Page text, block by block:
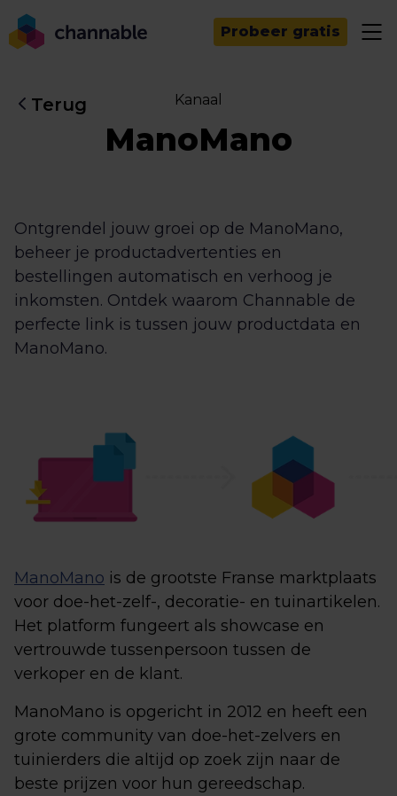
Probeer gratis
Terug Kanaal
ManoMano
Ontgrendel jouw groei op de ManoMano,
beheer je productadvertenties en
bestellingen automatisch en verhoog je
inkomsten. Ontdek waarom Channable de
perfecte link is tussen jouw productdata en
ManoMano.
ManoMano is de grootste Franse marktplaats
voor doe-het-zelf-, decoratie- en tuinartikelen.
Het platform fungeert als showcase en
vertrouwde tussenpersoon tussen de
verkoper en de klant.
ManoMano is opgericht in 2012 en heeft een
grote community van doe-het-zelvers en
tuinierders die altijd op zoek zijn naar de
beste prijzen voor hun gereedschap.